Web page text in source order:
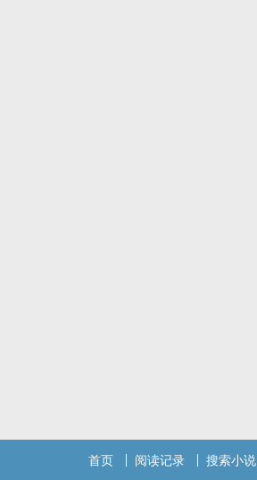
首页 阅读记录 搜索小说